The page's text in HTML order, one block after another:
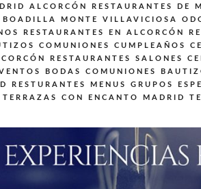
ALCORCÓN
RESTAURANTES DE
BOADILLA MONTE VILLAVICIOSA
RESTAURANTES EN ALCORCÓN
COMUNIONES CUMPLEAÑOS
RESTAURANTES SALONES
BODAS COMUNIONES
RESTURANTES MENUS GRUPOS
TERRAZAS CON ENCANTO MADRID